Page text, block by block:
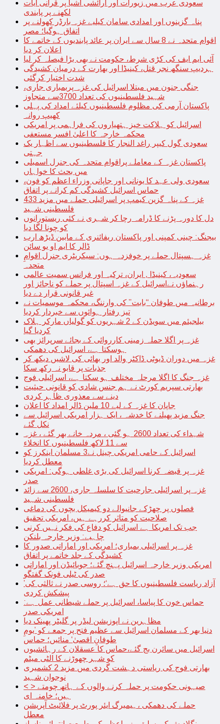
سعودی عرب میں زیورات اور آرائشی اشیا پر قرآنی آیات
لکھنے پر پابندی
پناہ گزینوں اور امدادی سامان کیلیے غزہ بارڈر کھولنے پر
اتفاق ہوگیا؛ مصر
اقوام متحدہ نے 8 سال سے ایران پر عائد پابندیوں کے خاتمے کا
اعلان کر دیا
آئی ایم ایف کی کڑی شرط، حکومت نے بھی بڑا فیصلہ کر لیا
ہردیپ سنگھ نجر قتل، کینیڈا اور بھارت کے درمیان کشیدگی
شدت اختیار کرگئی
جنگی جنون میں مبتلا اسرائیل کی غزہ پربمباری جاری،
شہید فلسطینیوں کی تعداد 3700سے متجاوز
پاکستان آرمی کی مظلوم فلسطینیوں کیلئے امداد کی پہلی
کھیپ روانہ
اسرائیل کو ہلاکت خیز ہتھیاروں کی فراہمی پر امریکی
محکمہ خارجہ کا اعلیٰ افسر مستعفی
سعودی گول کیپر راغد النجار کا فلسطینیوں سے اظہار یک
جہتی
پاکستان غزہ کے معاملے پراقوام متحدہ کی جنرل اسمبلی
میں بحث کا خواہاں
سعودی ولی عہد کا یونانی اور جاپانی وزراء اعظم کو فون،
حماس اسرائیل کشیدگی کم کرانے پر اتفاق
غزہ کے پناہ گزین کیمپ پر اسرائیلی حملے میں مزید 433
فلسطینی شہید
دل کا دورہ پڑنے کا ڈرامہ رچا کر شہری نے کئی ریستورانوں
کو چونا لگا دیا
بیجنگ: چینی کمپنی اور پاکستان ریفائنری کے مابین ڈیڑھ ارب
ڈالر کا ایم او یو سائن
غزہ ہسپتال حملے پر خوفزدہ ہوں: سیکریٹری جنرل اقوامِ
متحدہ
سعودیہ، کینیڈا , ایران، ترکیہ اور فرانس سمیت عالمی
رہنماؤں نےاسرائیل کے غزہ اسپتال پر حملے کو ناجائز اور
غیر قانونی قرار دے دیا
برطانیہ میں طوفان “بابت” کی وارننگ، محکمہ موسمیات نے
تیز رفتار ہوائوں سے خبردار کردیا
بیلجیئم میں سویڈن کے 2 شہریوں کو گولیاں مارکر ہلاک
کردیا گیا
غزہ پر اگلا حملہ زمینی کارروائی کے بجائے سرپرائز بھی
ہوسکتا ہے، اسرائیل کی دھمکی
غزہ میں دوران ڈیوٹی ڈاکٹر والد اور بھائی کی لاشیں دیکھ کر
جذبات پر قابو نہ رکھ سکا
غزہ جنگ کا اگلا مرحلہ مختلف ہو سکتا ہے، اسرائیلی فوج
بھارتی سپریم کورٹ نے ہم جنس شادی کو قانونی حیثیت
دینے سے معذوری ظاہر کردی
جاپان کا غزہ کے لیے 10 ملین ڈالر امداد کا اعلان
جنگ مزید پھیلنے کا خدشہ ، ایک ہزار امریکی اسرائیل سے
نکل گئے
شہداء کی تعداد 2600 ہو گئی ، مردہ خانے بھر گئے ، غزہ
سے 11 لاکھ فلسطینیوں کا انخلاء
اسرائیل کے حامی امریکی چینل نے3 مسلمان اینکرز کو
معطل کردیا
غزہ پر قبضہ کرنا اسرائیل کی بڑی غلطی ہوگی: امریکی
صدر
غزہ پر اسرائیلی جارحیت کا سلسلہ جاری، 2600 سے زائد
فلسطینی شہید
فصلوں پر چھڑکے جانیوالے دو کیمیکل بچوں کی دماغی
صلاحیت کو متاثر کررہے ہیں، امریکی تحقیق
جب تک امریکا ہے اسرائیل کو دفاع کی فکر نہیں کرنی
چاہیے: وزیر خارجہ بلنکن
غزہ پر اسرائیلی بمباری؛ امریکی اور اماراتی صدور کا
کشیدگی کے جلد خاتمے پر اتفاق
امریکی وزیر خارجہ اسرائیل پہنچ گئے؛ جوبائیڈن اور اماراتی
صدر کی ٹیلی فونک گفتگو
’آزاد ریاست فلسطینیوں کا حق ہے‘؛ روسی صدر نے ثالثی کی
پیشکش کردی
حماس خون کا پیاسا، اسرائیل پر حملے شیطانی عمل ہے:
امریکی صدر
مظاہرین نے اپوزیشن لیڈر پر گلیٹر پھینک دیا
دنیا بھر کے مسلمان اسرائیل سے عظیم فتح پر جمعے کو ’یومِ
طوفانِ اقصیٰ‘ منائیں؛ حماس
اسرائیل میں سائرن بج گئے،حماس کا عسقلان کے رہائشیوں
کو شہر چھوڑنے کا الٹی میٹم
بھارتی فوج کی ریاستی دہشت گردی میں مزید 2 کشمیری
نوجوان شہید
< > صیہونی حکومت پر حملہ کرنے والوں کے ہاتھ چومتے
ہیں؛ خامنہ ای
حملے کی دھمکی ،ہیمبرگ ایئر پورٹ پر فلائیٹ آپریشن
معطل